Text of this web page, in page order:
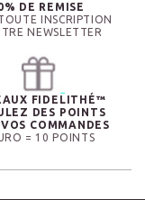
DE REMISE
INSCRIPTION
NEWSLETTER
FIDELITHÉ™
DES POINTS
COMMANDES
= 10 POINTS